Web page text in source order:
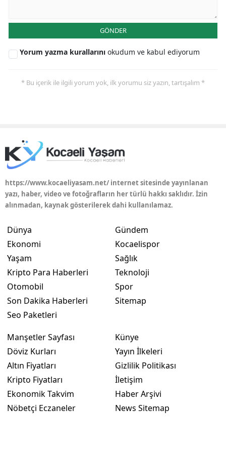
GÖNDER
Yorum yazma kurallarını okudum ve kabul ediyorum
* Bu içerik ile ilgili yorum yok, ilk yorumu siz yazın, tartışalım *
https://www.kocaeliyasam.net/ internet sitesinde yayınlanan
yazı, haber, video ve fotoğrafların her türlü hakkı saklıdır. İzin
alınmadan, kaynak gösterilerek dahi kullanılamaz.
Dünya
Ekonomi
Yaşam
Kripto Para Haberleri
Otomobil
Son Dakika Haberleri
Seo Paketleri
Gündem
Kocaelispor
Sağlık
Teknoloji
Spor
Sitemap
Manşetler Sayfası
Döviz Kurları
Altın Fiyatları
Kripto Fiyatları
Ekonomik Takvim
Nöbetçi Eczaneler
Künye
Yayın İlkeleri
Gizlilik Politikası
İletişim
Haber Arşivi
News Sitemap